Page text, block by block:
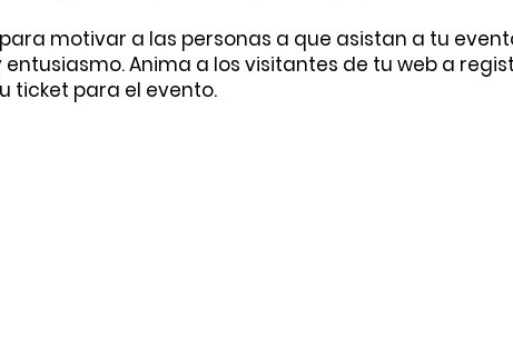
motivar a las personas a que asistan a tu
Anima a los visitantes de tu web a
ticket para el evento.